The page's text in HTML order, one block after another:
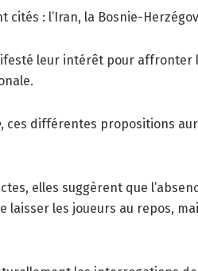
: l’Iran, la Bosnie-
leur intérêt pour affronter
, ces différentes propositions
elles suggèrent que
laisser les joueurs au repos,